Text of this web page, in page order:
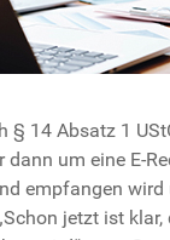
§ 14 Absatz 1
um eine E-
empfangen wird
jetzt ist klar,